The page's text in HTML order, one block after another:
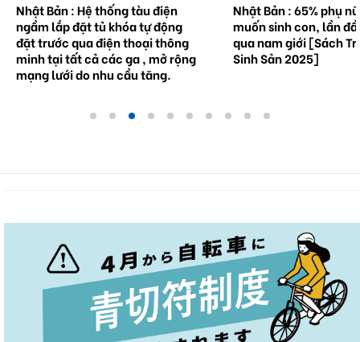
Nhật Bản : Hệ thống tàu điện
ngầm lắp đặt tủ khóa tự động
đặt trước qua điện thoại thông
minh tại tất cả các ga , mở rộng
mạng lưới do nhu cầu tăng.
Nhật Bản : 65% phụ
muốn sinh con, lần
qua nam giới [Sách
Sinh Sản 2025]